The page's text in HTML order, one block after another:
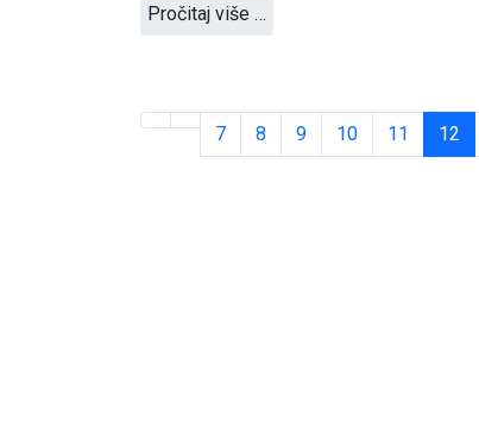
Pročitaj više …
7 8 9 10 11 12